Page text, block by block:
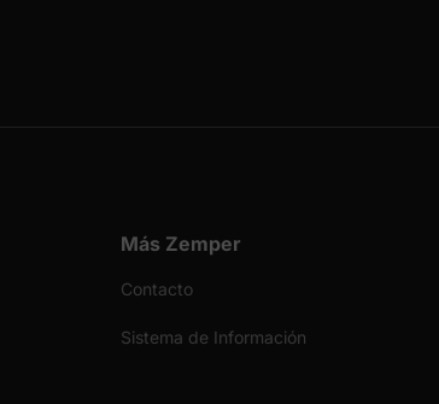
Más Zemper
Contacto
Sistema de Información